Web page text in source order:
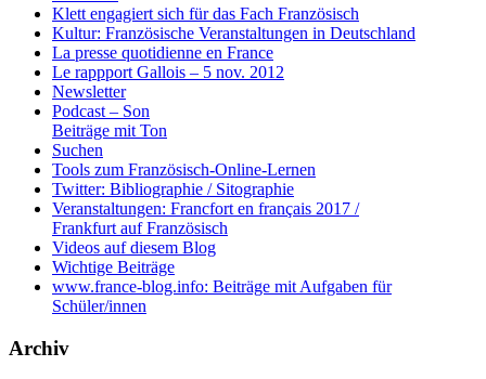
Klett engagiert sich für das Fach Französisch
Kultur: Französische Veranstaltungen in Deutschland
La presse quotidienne en France
Le rappport Gallois – 5 nov. 2012
Newsletter
Podcast – Son
Beiträge mit Ton
Suchen
Tools zum Französisch-Online-Lernen
Twitter: Bibliographie / Sitographie
Veranstaltungen: Francfort en français 2017 /
Frankfurt auf Französisch
Videos auf diesem Blog
Wichtige Beiträge
www.france-blog.info: Beiträge mit Aufgaben für
Schüler/innen
Archiv